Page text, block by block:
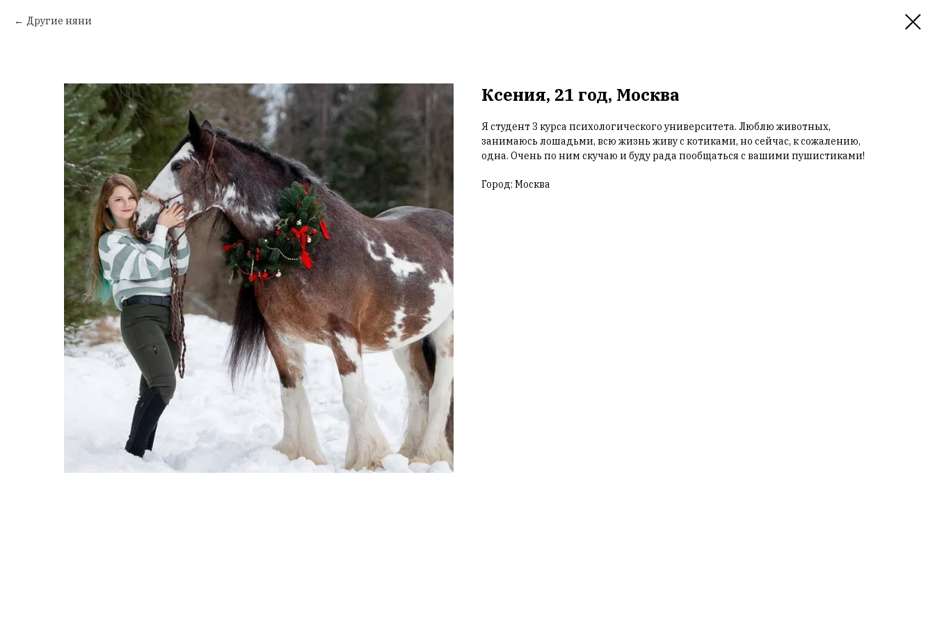
Другие няни
Ксения, 21 год, Москва
Я студент 3 курса психологического университета. Люблю животных,
занимаюсь лошадьми, всю жизнь живу с котиками, но сейчас, к сожалению,
одна. Очень по ним скучаю и буду рада пообщаться с вашими пушистиками!
Город: Москва